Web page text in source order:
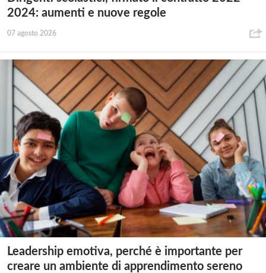
2024: aumenti e nuove regole
07 agosto 2026
Leadership emotiva, perché è importante per
creare un ambiente di apprendimento sereno